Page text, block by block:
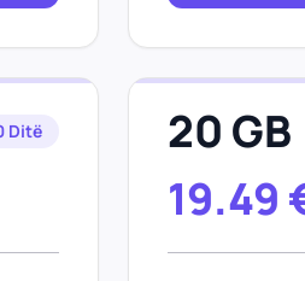
Ditë 20 GB
19.49